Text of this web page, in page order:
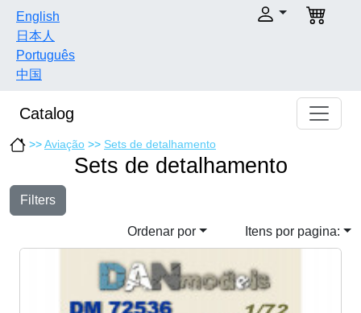
English
日本人
Português
中国
Catalog
>>Aviação >> Sets de detalhamento
Sets de detalhamento
Filters
Ordenar por Itens por pagina: